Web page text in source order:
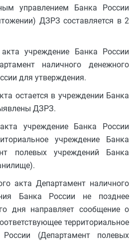
управлением Банка России
ДЗРЗ составляется в 2
учреждение Банка России
наличного денежного
для утверждения.
остается в учреждении Банка
ДЗРЗ.
учреждение Банка России
учреждение Банка
полевых учреждений Банка
акта Департамент наличного
Банка России не позднее
дня направляет сообщение о
территориальное
(Департамент полевых